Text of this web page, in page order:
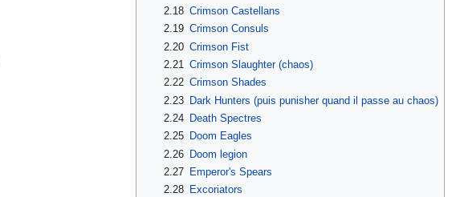
2.18 Crimson Castellans
2.19 Crimson Consuls
2.20 Crimson Fist
2.21
Crimson Slaughter (chaos)
2.22 Crimson Shades
2.23 Dark Hunters (puis punisher quand il passe au chaos)
2.24
Death Spectres
2.25
Doom Eagles
2.26 Doom legion
2.27
Emperor's Spears
2.28
Excoriators